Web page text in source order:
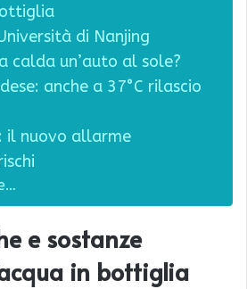
di Nanjing
calda un’auto al sole?
anche a 37°C rilascio
il nuovo allarme
e sostanze
in bottiglia